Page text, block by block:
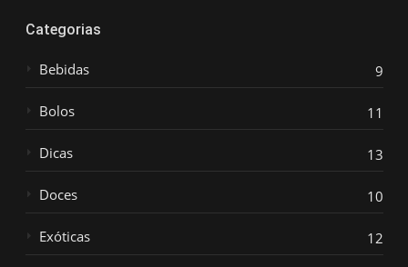
Categorias
Bebidas 9
Bolos 11
Dicas 13
Doces 10
Exóticas 12